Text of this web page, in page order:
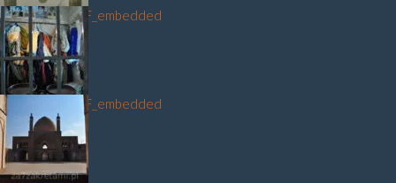
DSC_3343_NEF_embedded
DSC_3246_NEF_embedded